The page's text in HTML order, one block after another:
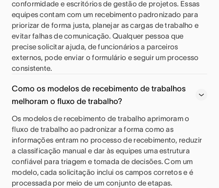
conformidade e escritórios de gestão de projetos. Essas
equipes contam com um recebimento padronizado para
priorizar de forma justa, planejar as cargas de trabalho e
evitar falhas de comunicação. Qualquer pessoa que
precise solicitar ajuda, de funcionários a parceiros
externos, pode enviar o formulário e seguir um processo
consistente.
Como os modelos de recebimento de trabalhos
melhoram o fluxo de trabalho?
Os modelos de recebimento de trabalho aprimoram o
fluxo de trabalho ao padronizar a forma como as
informações entram no processo de recebimento, reduzir
a classificação manual e dar às equipes uma estrutura
confiável para triagem e tomada de decisões. Com um
modelo, cada solicitação inclui os campos corretos e é
processada por meio de um conjunto de etapas.